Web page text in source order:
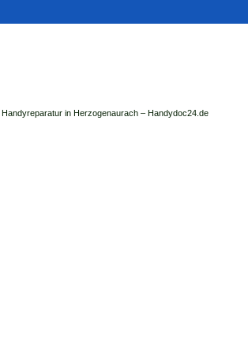
Handyreparatur in Herzogenaurach – Handydoc24.de